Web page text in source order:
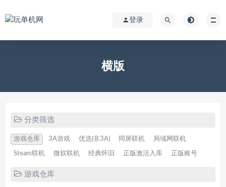
登录
横版
分类筛选
游戏仓库 3A游戏 优选(非3A) 同屏联机 局域网联机
Steam联机 微软联机 经典怀旧 正版激活入库 正版账号
游戏仓库